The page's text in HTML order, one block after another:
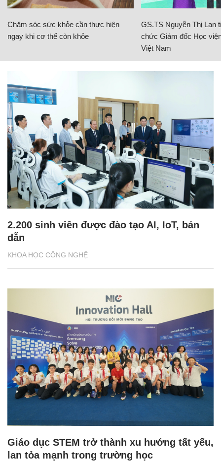
Chăm sóc sức khỏe cần thực hiện
ngay khi cơ thể còn khỏe
GS.TS Nguyễn Thị Lan
chức Giám đốc Học
Việt Nam
KHOA HỌC CÔNG NGHỆ
2.200 sinh viên được đào tạo AI, IoT, bán
dẫn
Giáo dục STEM trở thành xu hướng tất yếu,
lan tỏa mạnh trong trường học